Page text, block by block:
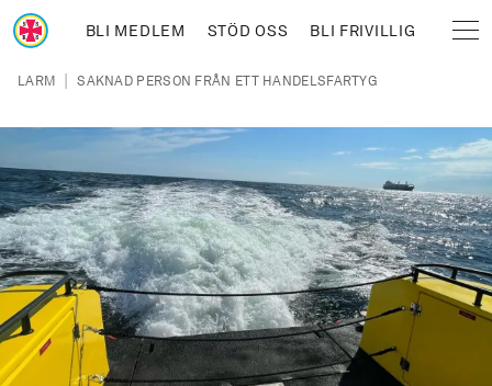
Hoppa till huvudinnehåll
BLI MEDLEM STÖD OSS BLI FRIVILLIG
Länkstig
LARM | SAKNAD PERSON FRÅN ETT HANDELSFARTYG